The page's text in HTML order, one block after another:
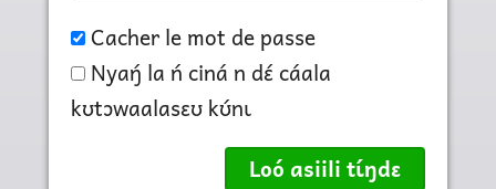
Cacher le mot de passe
Nyaŋ́ la ń ciná n dɛ́ cáala
kʊtɔwaalasɛʊ kʊ́nɩ